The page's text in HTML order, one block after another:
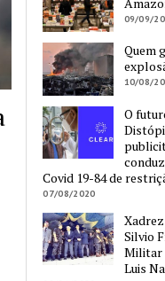
09/09/
Quem
10/08/
O
Covid 19-84 de
07/08/2020
Silvio
Militar
Luis